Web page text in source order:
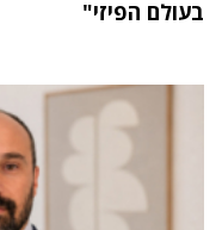
בעולם הפיזי"